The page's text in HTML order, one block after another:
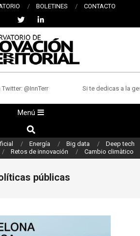
BOLETINES CONTACTO
@InnTerr Si te dedicas a la
Menú
Buscar
Energía Big data
Deep tech
Retos de innovación Cambio climàtico
públicas